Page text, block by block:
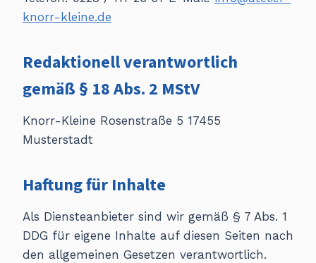
knorr-kleine.de
Redaktionell verantwortlich
gemäß § 18 Abs. 2 MStV
Knorr-Kleine Rosenstraße 5 17455
Musterstadt
Haftung für Inhalte
Als Diensteanbieter sind wir gemäß § 7 Abs. 1
DDG für eigene Inhalte auf diesen Seiten nach
den allgemeinen Gesetzen verantwortlich.